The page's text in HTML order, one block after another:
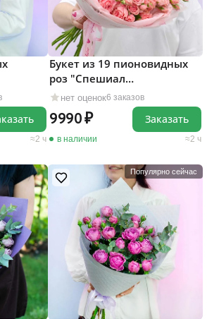
2 ч
нет оценок6 заказов
Букет из 19 пионовидных
роз "Спешиал
Дайменшенс"
9990
в наличии 2 ч
Заказать
Популярно сейчас